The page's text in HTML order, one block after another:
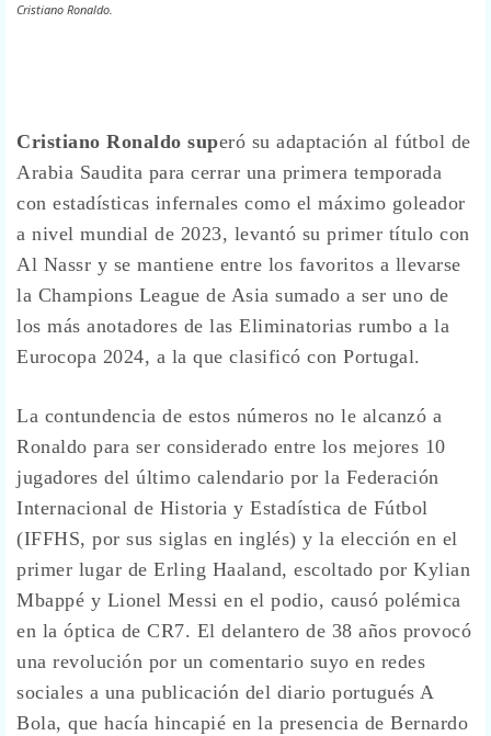
Cristiano Ronaldo.
Cristiano Ronaldo superó su adaptación al fútbol de
Arabia Saudita para cerrar una primera temporada
con estadísticas infernales como el máximo goleador
a nivel mundial de 2023, levantó su primer título con
Al Nassr y se mantiene entre los favoritos a llevarse
la Champions League de Asia sumado a ser uno de
los más anotadores de las Eliminatorias rumbo a la
Eurocopa 2024, a la que clasificó con Portugal.
La contundencia de estos números no le alcanzó a
Ronaldo para ser considerado entre los mejores 10
jugadores del último calendario por la Federación
Internacional de Historia y Estadística de Fútbol
(IFFHS, por sus siglas en inglés) y la elección en el
primer lugar de Erling Haaland, escoltado por Kylian
Mbappé y Lionel Messi en el podio, causó polémica
en la óptica de CR7. El delantero de 38 años provocó
una revolución por un comentario suyo en redes
sociales a una publicación del diario portugués A
Bola, que hacía hincapié en la presencia de Bernardo